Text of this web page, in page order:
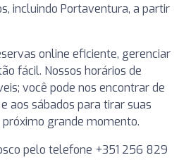
incluindo Portaventura, a partir
online eficiente, gerenciar
fácil. Nossos horários de
você pode nos encontrar de
aos sábados para tirar suas
grande momento.
pelo telefone +351 256 829